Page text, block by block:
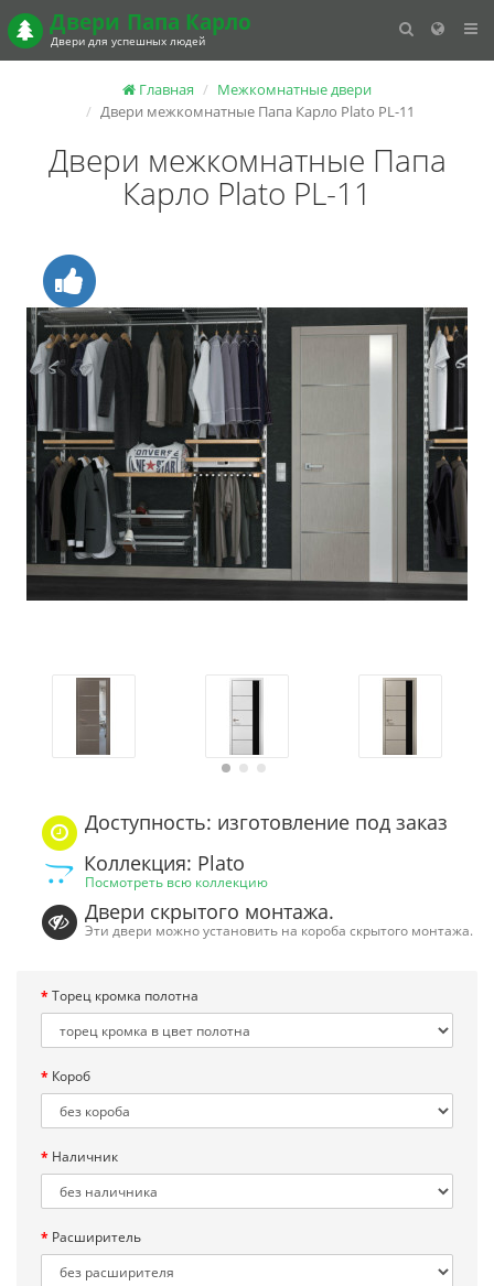
Двери Папа Карло
Двери для успешных людей
Главная
Межкомнатные двери
Двери межкомнатные Папа Карло Plato PL-11
Двери межкомнатные Папа
Карло Plato PL-11
Доступность: изготовление под заказ
Коллекция: Plato
Посмотреть всю коллекцию
Двери скрытого монтажа.
Эти двери можно установить на короба скрытого монтажа.
Торец кромка полотна
Короб
Наличник
Расширитель